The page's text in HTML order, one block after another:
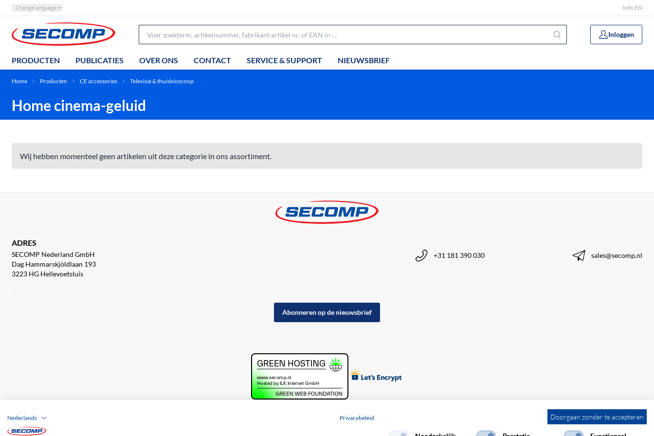
Change language Info EN
Inloggen
PRODUCTEN PUBLICATIES OVER ONS CONTACT SERVICE & SUPPORT NIEUWSBRIEF
Home Producten CE accessories Televisie & thuisbioscoop
Home cinema-geluid
Wij hebben momenteel geen artikelen uit deze categorie in ons assortiment.
ADRES
SECOMP Nederland GmbH
Dag Hammarskjöldlaan 193
3223 HG Hellevoetsluis
+31 181 390 030 sales@secomp.nl
Abonneren op de nieuwsbrief
Doorgaan zonder te accepteren
Nederlands Privacybeleid